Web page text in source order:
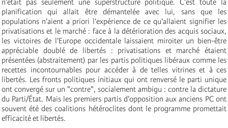
n’était pas seulement une superstructure politique. C’est toute la
planification qui allait être démantelée avec lui, sans que les
populations n’aient a priori l’expérience de ce qu’allaient signifier les
privatisations et le marché : face à la détérioration des acquis sociaux,
les victoires de l’Europe occidentale laissaient miroiter un bien-être
appréciable doublé de libertés : privatisations et marché étaient
présentées (abstraitement) par les partis politiques libéraux comme les
recettes incontournables pour accéder à de telles vitrines et à ces
libertés. Les fronts politiques initiaux qui ont renversé le parti unique
ont convergé sur un "contre", socialement ambigu : contre la dictature
du Parti/État. Mais les premiers partis d’opposition aux anciens PC ont
souvent été des coalitions hétéroclites dont le programme promettait
efficacité et libertés.